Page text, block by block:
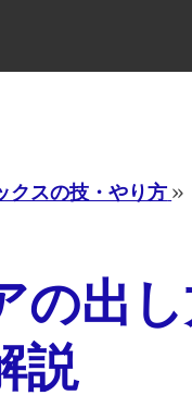
クスの技・やり方 »
の出
説